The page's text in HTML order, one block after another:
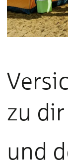
zu dir
und